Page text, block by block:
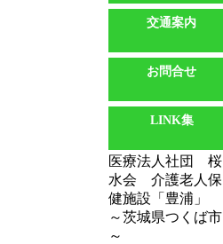
交通案内
お問合せ
LINK集
医療法人社団 桜
水会 介護老人保
健施設「豊浦」
～茨城県つくば市
～